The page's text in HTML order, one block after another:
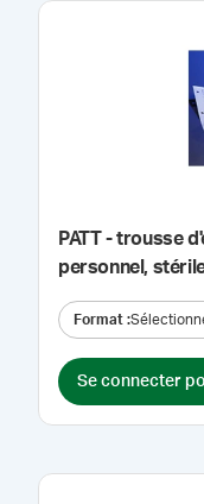
PATT - trousse
personnel,
Format :
Se connecter